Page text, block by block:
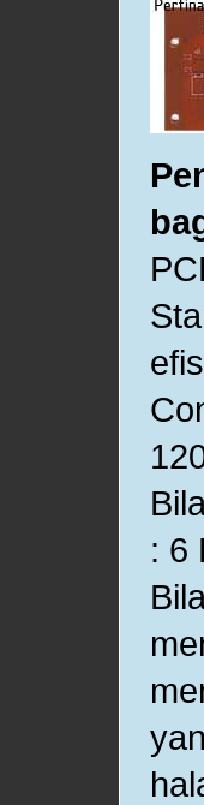
: 6